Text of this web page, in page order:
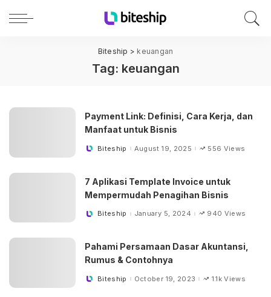
Biteship > keuangan
Tag: keuangan
Payment Link: Definisi, Cara Kerja, dan
Manfaat untuk Bisnis
PostedBiteship August 19, 2025 556 Views
7 Aplikasi Template Invoice untuk
Mempermudah Penagihan Bisnis
PostedBiteship January 5, 2024 940 Views
Pahami Persamaan Dasar Akuntansi,
Rumus & Contohnya
PostedBiteship October 19, 2023 1.1k Views